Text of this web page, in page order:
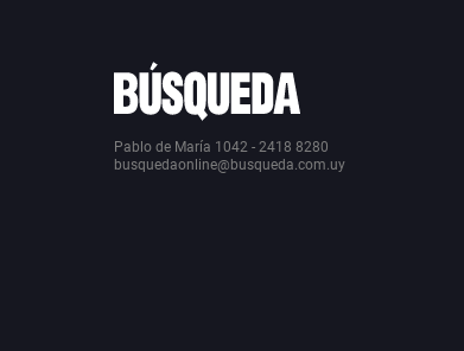
Pablo de María 1042 - 2418 8280
busquedaonline@busqueda.com.uy